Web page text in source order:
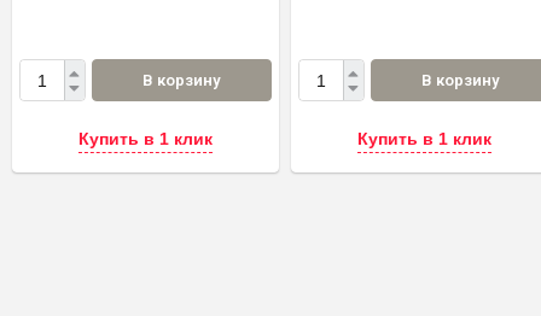
В корзину
Купить в 1 клик
В корзину
Купить в 1 клик